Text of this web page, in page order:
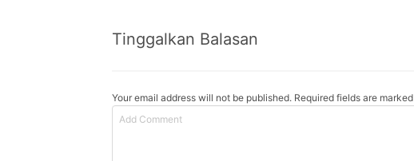
Tinggalkan Balasan
Your email address will not be published. Required fields are marked